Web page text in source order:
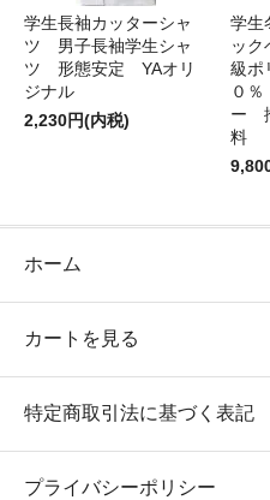
学生長袖カッターシャ
ツ 男子長袖学生シャ
ツ 形態安定 YAオリ
ジナル
2,230円(内税)
学生
ッ
級ポ
０
ー
料
ホーム
カートを見る
特定商取引法に基づく表記
プライバシーポリシー